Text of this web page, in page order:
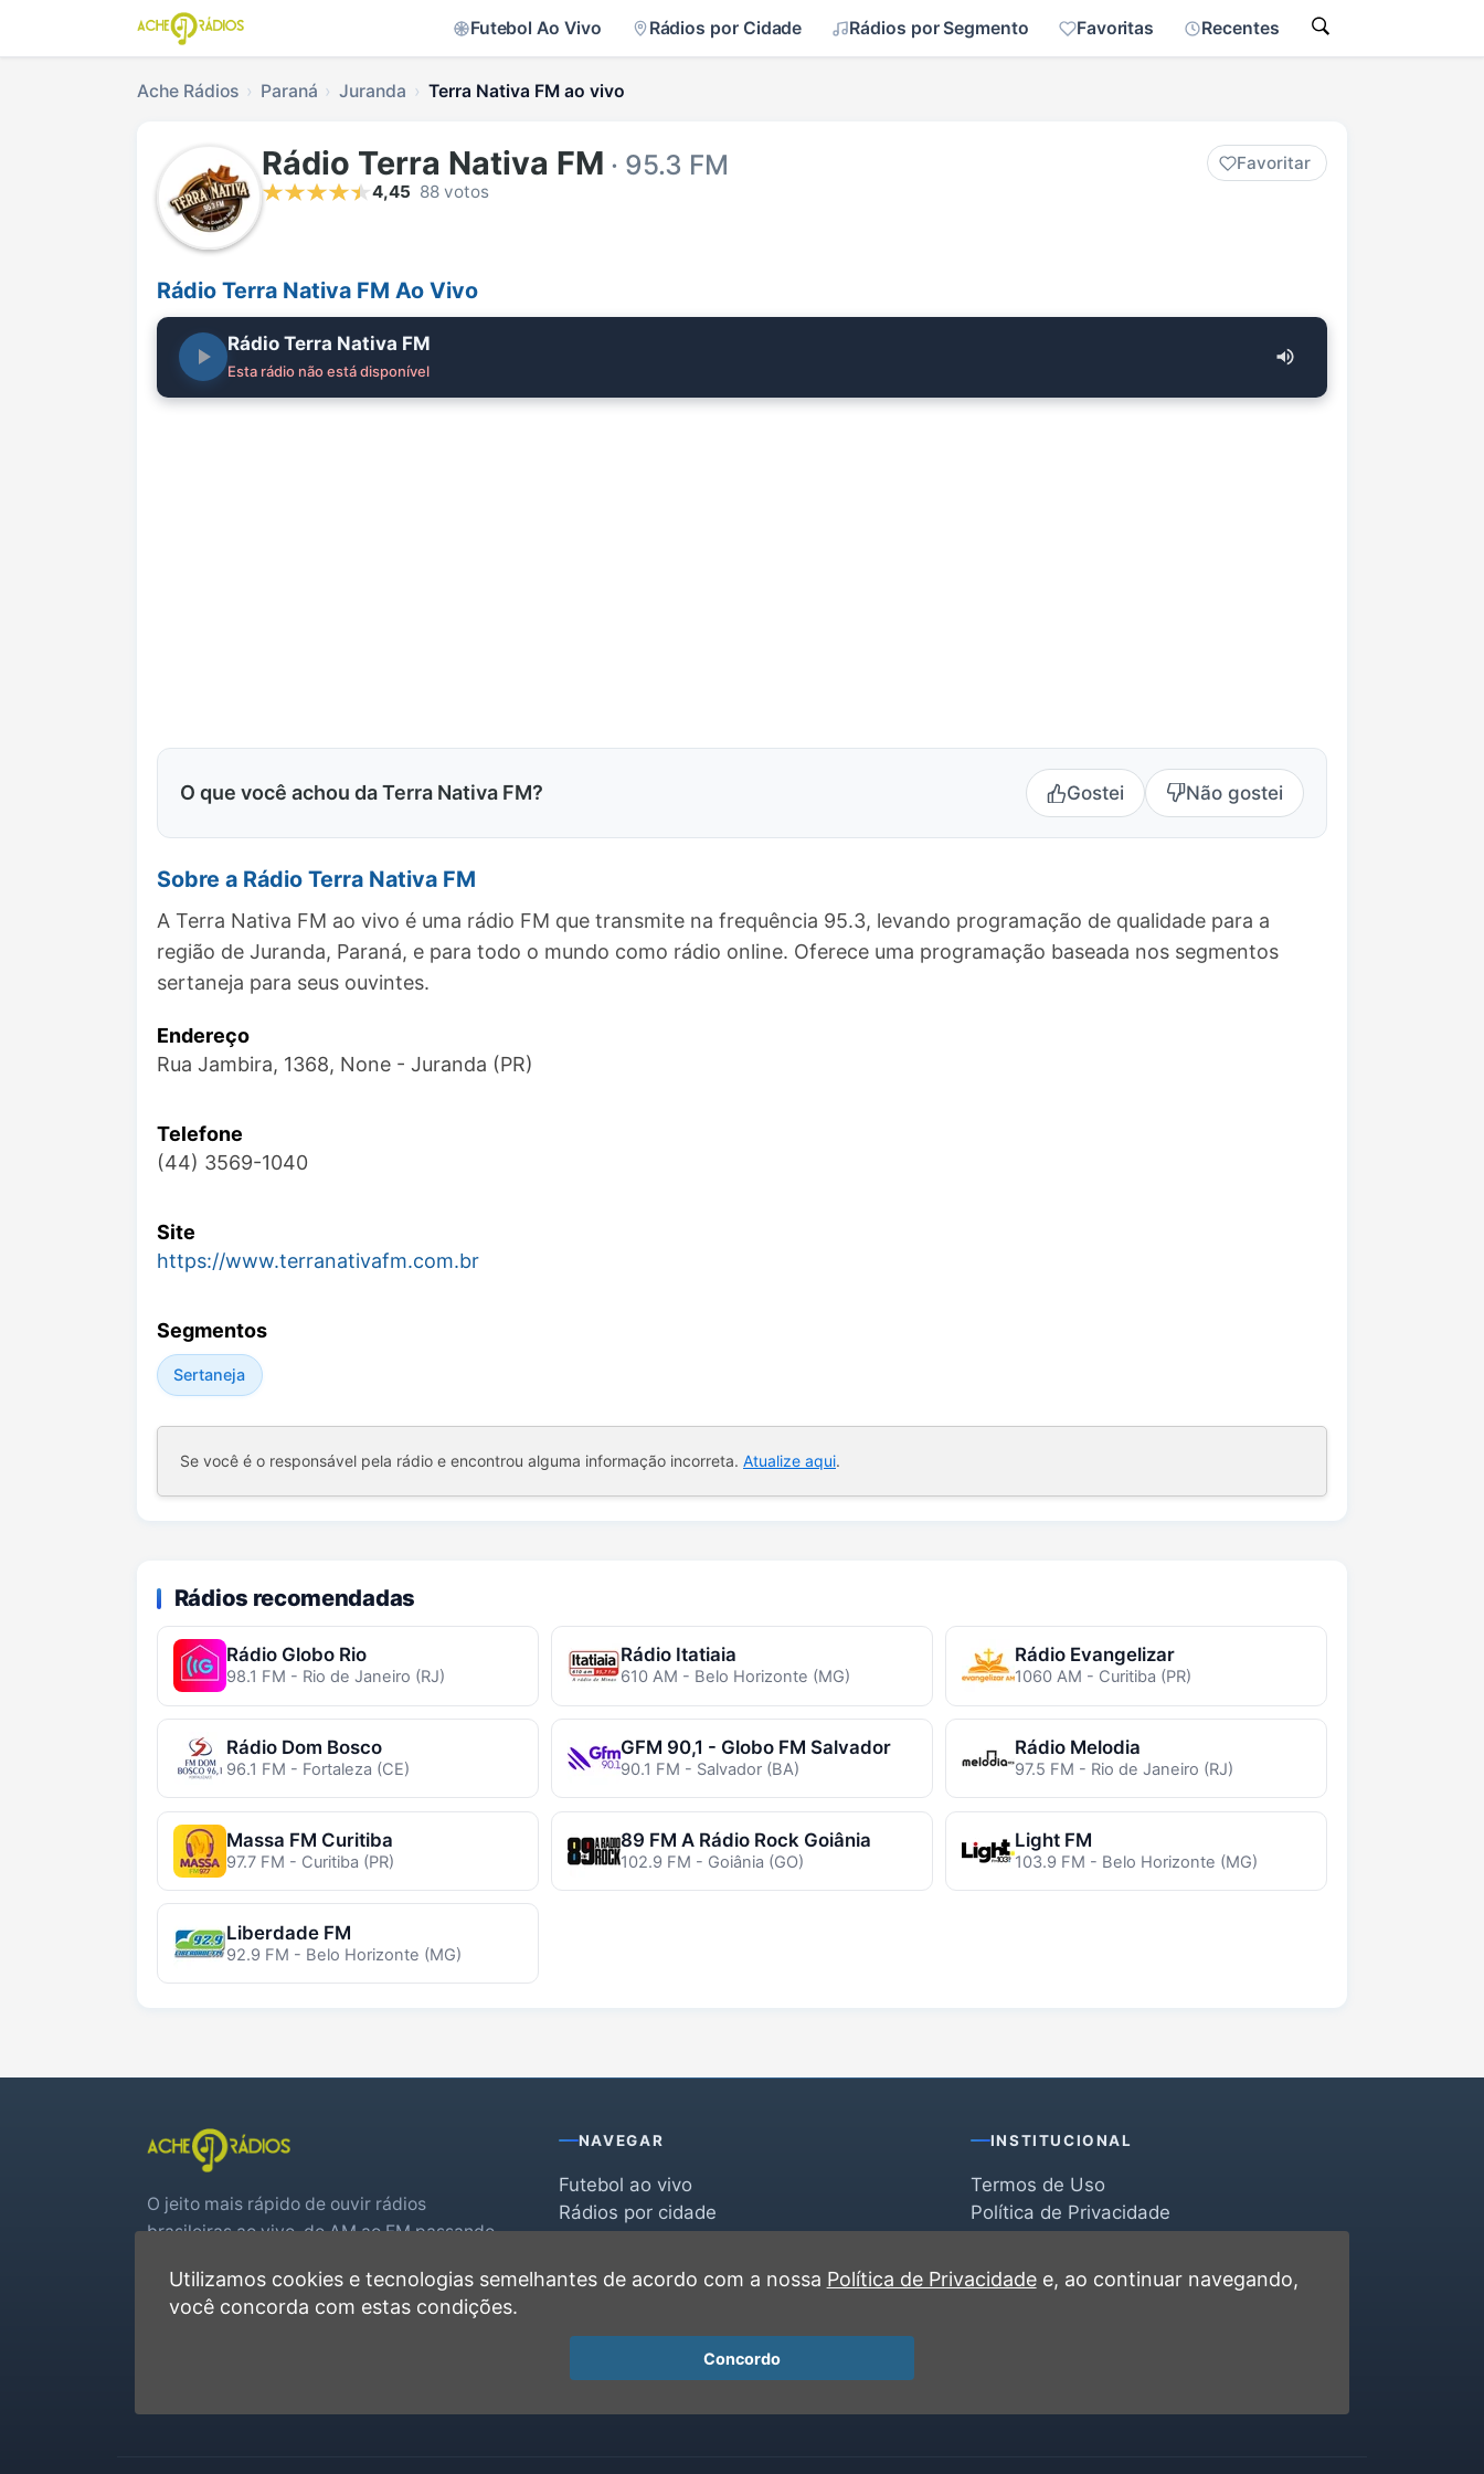
Futebol Ao Vivo Rádios por Cidade Rádios por Segmento Favoritas Recentes
Ache Rádios Paraná Juranda Terra Nativa FM ao vivo
Rádio Terra Nativa FM · 95.3 FM
Favoritar
4,45 88 votos
Rádio Terra Nativa FM Ao Vivo
Rádio Terra Nativa FM
Esta rádio não está disponível
O que você achou da Terra Nativa FM? Gostei Não gostei
Sobre a Rádio Terra Nativa FM
A Terra Nativa FM ao vivo é uma rádio FM que transmite na frequência 95.3, levando programação de qualidade para a
região de Juranda, Paraná, e para todo o mundo como rádio online. Oferece uma programação baseada nos segmentos
sertaneja para seus ouvintes.
Endereço
Rua Jambira, 1368, None - Juranda (PR)
Telefone
(44) 3569-1040
Site
https://www.terranativafm.com.br
Segmentos
Sertaneja
Se você é o responsável pela rádio e encontrou alguma informação incorreta. Atualize aqui.
Rádios recomendadas
Rádio Globo Rio
98.1 FM - Rio de Janeiro (RJ)
Rádio Itatiaia
610 AM - Belo Horizonte (MG)
Rádio Evangelizar
1060 AM - Curitiba (PR)
Rádio Dom Bosco
96.1 FM - Fortaleza (CE)
GFM 90,1 - Globo FM Salvador
90.1 FM - Salvador (BA)
Rádio Melodia
97.5 FM - Rio de Janeiro (RJ)
Massa FM Curitiba
97.7 FM - Curitiba (PR)
89 FM A Rádio Rock Goiânia
102.9 FM - Goiânia (GO)
Light FM
103.9 FM - Belo Horizonte (MG)
Liberdade FM
92.9 FM - Belo Horizonte (MG)
O jeito mais rápido de ouvir rádios
brasileiras ao vivo, do AM ao FM passando
real.
NAVEGAR
Futebol ao vivo
Rádios por cidade
Favoritas
INSTITUCIONAL
Termos de Uso
Política de Privacidade
Contato
Utilizamos cookies e tecnologias semelhantes de acordo com a nossa Política de Privacidadee, ao continuar navegando,
você concorda com estas condições.
Concordo